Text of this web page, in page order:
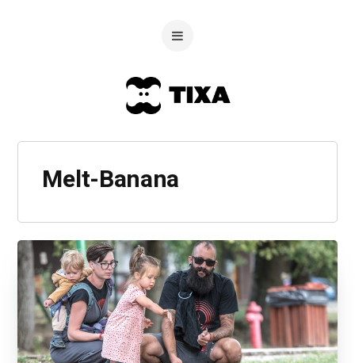
Melt-Banana